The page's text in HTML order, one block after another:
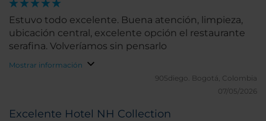
Estuvo todo excelente. Buena atención, limpieza,
ubicación central, excelente opción el restaurante
serafina. Volveríamos sin pensarlo
Mostrar información
905diego. Bogotá, Colombia
07/05/2026
Excelente Hotel NH Collection